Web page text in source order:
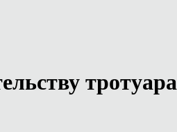
тротуара